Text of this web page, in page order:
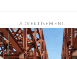
ADVERTISEMENT